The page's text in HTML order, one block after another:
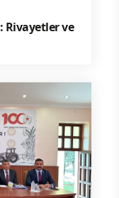
Rivayetler ve